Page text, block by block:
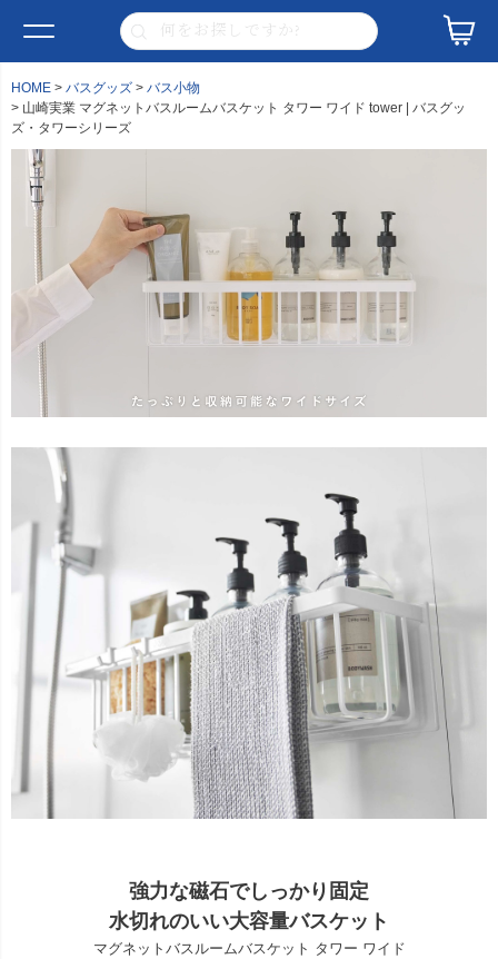
HOME バスグッズ
バス小物
山崎実業 マグネットバスルームバスケット タワー ワイド tower | バスグッ
ズ・タワーシリーズ
強力な磁石でしっかり固定
水切れのいい大容量バスケット
マグネットバスルームバスケット タワー ワイド